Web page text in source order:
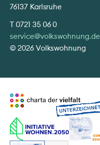
76137 Karlsruhe
T 0721 35 06 0
service@volkswohnung.de
© 2026 Volkswohnung